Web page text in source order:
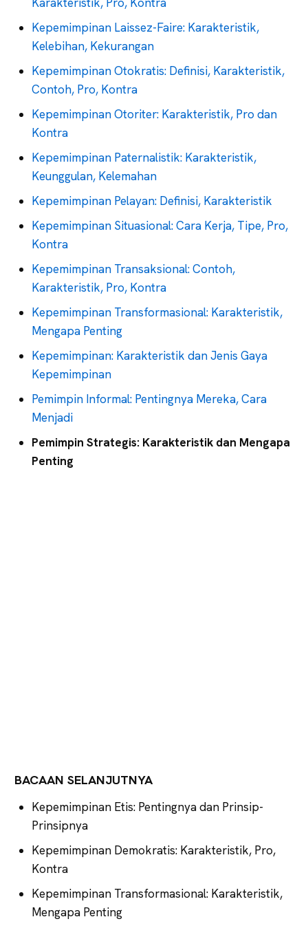
Kepemimpinan Laissez-Faire: Karakteristik,
Kelebihan, Kekurangan
Kepemimpinan Otokratis: Definisi, Karakteristik,
Contoh, Pro, Kontra
Kepemimpinan Otoriter: Karakteristik, Pro dan
Kontra
Kepemimpinan Paternalistik: Karakteristik,
Keunggulan, Kelemahan
Kepemimpinan Pelayan: Definisi, Karakteristik
Kepemimpinan Situasional: Cara Kerja, Tipe, Pro,
Kontra
Kepemimpinan Transaksional: Contoh,
Karakteristik, Pro, Kontra
Kepemimpinan Transformasional: Karakteristik,
Mengapa Penting
Kepemimpinan: Karakteristik dan Jenis Gaya
Kepemimpinan
Pemimpin Informal: Pentingnya Mereka, Cara
Menjadi
Pemimpin Strategis: Karakteristik dan Mengapa
Penting
BACAAN SELANJUTNYA
Kepemimpinan Etis: Pentingnya dan Prinsip-
Prinsipnya
Kepemimpinan Demokratis: Karakteristik, Pro,
Kontra
Kepemimpinan Transformasional: Karakteristik,
Mengapa Penting